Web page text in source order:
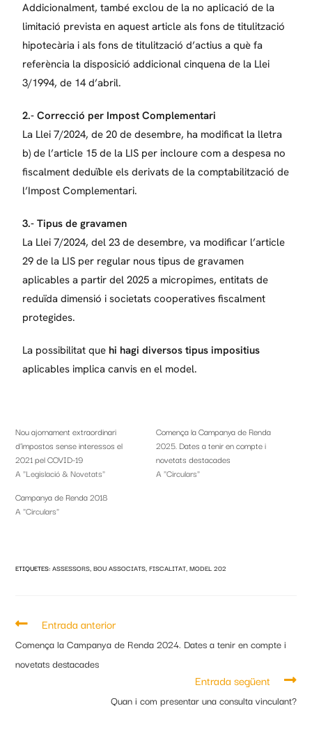
Addicionalment, també exclou de la no aplicació de la
limitació prevista en aquest article als fons de titulització
hipotecària i als fons de titulització d’actius a què fa
referència la disposició addicional cinquena de la Llei
3/1994, de 14 d’abril.
2.- Correcció per Impost Complementari
La Llei 7/2024, de 20 de desembre, ha modificat la lletra
b) de l’article 15 de la LIS per incloure com a despesa no
fiscalment deduïble els derivats de la comptabilització de
l’Impost Complementari.
3.- Tipus de gravamen
La Llei 7/2024, del 23 de desembre, va modificar l’article
29 de la LIS per regular nous tipus de gravamen
aplicables a partir del 2025 a micropimes, entitats de
reduïda dimensió i societats cooperatives fiscalment
protegides.
La possibilitat que hi hagi diversos tipus impositius
aplicables implica canvis en el model.
Nou ajornament extraordinari
d’impostos sense interessos el
2021 pel COVID-19
A "Legislació & Novetats"
Comença la Campanya de Renda
2025. Dates a tenir en compte i
novetats destacades
A "Circulars"
Campanya de Renda 2018
A "Circulars"
ETIQUETES:ASSESSORS, BOU ASSOCIATS, FISCALITAT, MODEL 202
Entrada anterior
Comença la Campanya de Renda 2024. Dates a tenir en compte i
novetats destacades
Entrada següent
Quan i com presentar una consulta vinculant?